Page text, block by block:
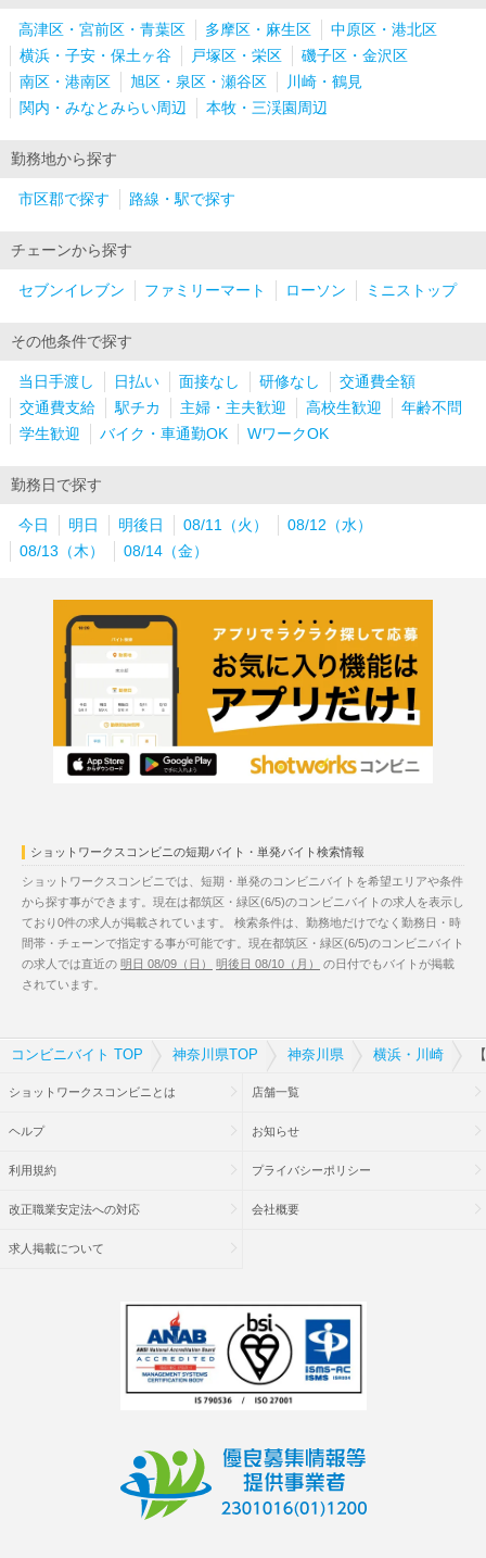
高津区・宮前区・青葉区 多摩区・麻生区
中原区・港北区
横浜・子安・保土ヶ谷
戸塚区・栄区
磯子区・金沢区
南区・港南区
旭区・泉区・瀬谷区
川崎・鶴見
関内・みなとみらい周辺
本牧・三渓園周辺
勤務地から探す
市区郡で探す 路線・駅で探す
チェーンから探す
セブンイレブン ファミリーマート ローソン ミニストップ
その他条件で探す
当日手渡し 日払い 面接なし 研修なし
交通費全額
交通費支給
駅チカ 主婦・主夫歓迎 高校生歓迎
年齢不問
学生歓迎
バイク・車通勤OK WワークOK
勤務日で探す
今日 明日 明後日 08/11（火）
08/12（水）
08/13（木）
08/14（金）
ショットワークスコンビニの短期バイト・単発バイト検索情報
ショットワークスコンビニでは、短期・単発のコンビニバイトを希望エリアや条件
から探す事ができます。現在は都筑区・緑区(6/5)のコンビニバイトの求人を表示し
ており0件の求人が掲載されています。 検索条件は、勤務地だけでなく勤務日・時
間帯・チェーンで指定する事が可能です。現在都筑区・緑区(6/5)のコンビニバイト
の求人では直近の 明日 08/09（日） 明後日 08/10（月）
の日付でもバイトが掲載
されています。
コンビニバイト TOP 神奈川県TOP 神奈川県 横浜・川崎
ショットワークスコンビニとは 店舗一覧
ヘルプ お知らせ
利用規約 プライバシーポリシー
改正職業安定法への対応 会社概要
求人掲載について